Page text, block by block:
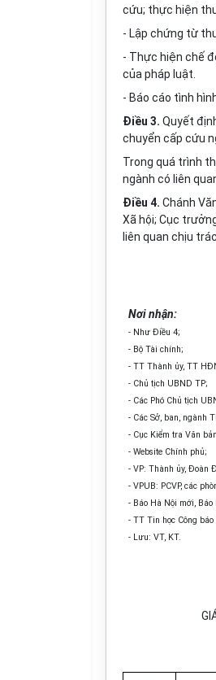
cứu; thực hiện
- Lập chứng từ
- Thực hiện chế
của pháp luật.
- Báo cáo tình
Điều 3. Quyết
chuyển cấp cứu
Trong quá trình
ngành có liên
Điều 4. Chánh
Xã hội; Cục
liên quan chịu
Nơi nhận:
- Như Điều 4;
- Bộ Tài chính;
- TT Thành ủy, TT
- Chủ tịch UBND TP;
- Các Phó Chủ tịch
- Các Sở, ban, ngành
- Cục Kiểm tra Văn
- Website Chính phủ;
- VP: Thành ủy, Đoàn
- VPUB: PCVP, các
- Báo Hà Nội mới,
- TT Tin học Công báo
- Lưu: VT, KT.